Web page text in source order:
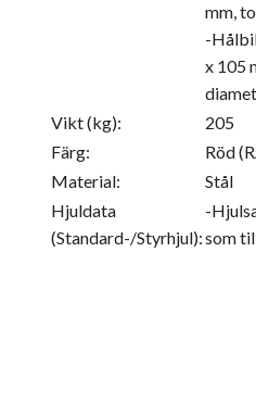
mm,
-
x 105
Vikt (kg):
205
Färg:
Röd
Material:
Stål
Hjuldata
(Standard-/Styrhjul):
-
som